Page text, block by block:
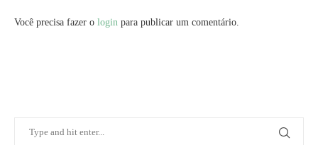
Você precisa fazer o login para publicar um comentário.